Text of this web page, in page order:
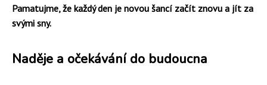
Pamatujme, že každý den je novou šancí začít znovu a jít za
svými sny.
Naděje a očekávání do budoucna